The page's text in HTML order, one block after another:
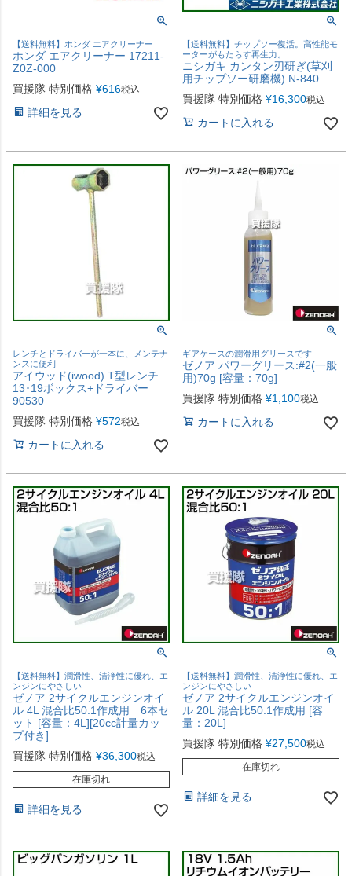
【送料無料】ホンダ エアクリーナー
ホンダ エアクリーナー 17211-
Z0Z-000
買援隊 特別価格 ¥616税込
詳細を見る
【送料無料】チップソー復活。高性能モ
ーターがもたらす再生力。
ニシガキ カンタン刃研ぎ(草刈
用チップソー研磨機) N-840
買援隊 特別価格 ¥16,300税込
カートに入れる
レンチとドライバーが一本に、メンテナ
ンスに便利
アイウッド(iwood) T型レンチ
13･19ボックス+ドライバー
90530
買援隊 特別価格 ¥572税込
カートに入れる
ギアケースの潤滑用グリースです
ゼノア パワーグリース:#2(一般
用)70g [容量：70g]
買援隊 特別価格 ¥1,100税込
カートに入れる
【送料無料】潤滑性、清浄性に優れ、エ
ンジンにやさしい
ゼノア 2サイクルエンジンオイ
ル 4L 混合比50:1作成用 6本セ
ット [容量：4L][20cc計量カッ
プ付き]
買援隊 特別価格 ¥36,300税込
在庫切れ
詳細を見る
【送料無料】潤滑性、清浄性に優れ、エ
ンジンにやさしい
ゼノア 2サイクルエンジンオイ
ル 20L 混合比50:1作成用 [容
量：20L]
買援隊 特別価格 ¥27,500税込
在庫切れ
詳細を見る